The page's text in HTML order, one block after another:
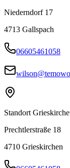
Niederndorf 17
4713 Gallspach
06605461058
Standort
Prechtlerstraße 18
4710 Grieskirchen